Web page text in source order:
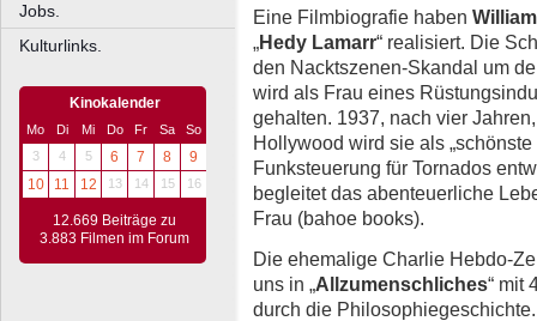
Jobs.
Kulturlinks.
Kinokalender
Mo Di Mi Do Fr Sa
So
3
4 5 6 7 8
9
10
11 12 13 14 15 16
12.669 Beiträge zu
3.883 Filmen im Forum
Eine Filmbiografie haben
Hedy Lamarr“ realisiert. Die
den Nacktszenen-Skandal um
wird als Frau eines
gehalten. 1937, nach vier
Hollywood wird sie als
Funksteuerung für Tornados
begleitet das abenteuerliche
Frau (bahoe books).
Die ehemalige Charlie Hebdo-
uns in „Allzumenschliches“ mit
durch die